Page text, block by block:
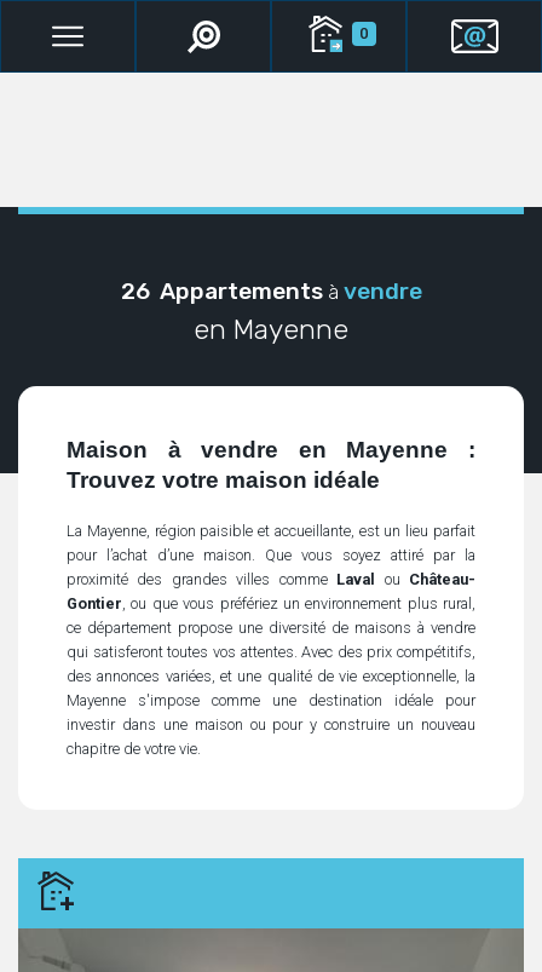
0
26 Appartements à vendre
en Mayenne
Maison à vendre en Mayenne :
Trouvez votre maison idéale
La Mayenne, région paisible et accueillante, est un lieu parfait
pour l’achat d’une maison. Que vous soyez attiré par la
proximité des grandes villes comme Laval ou Château-
Gontier, ou que vous préfériez un environnement plus rural,
ce département propose une diversité de maisons à vendre
qui satisferont toutes vos attentes. Avec des prix compétitifs,
des annonces variées, et une qualité de vie exceptionnelle, la
Mayenne s'impose comme une destination idéale pour
investir dans une maison ou pour y construire un nouveau
chapitre de votre vie.